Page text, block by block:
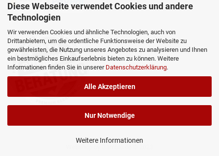
Diese Webseite verwendet Cookies und andere
Technologien
Wir verwenden Cookies und ähnliche Technologien, auch von
Drittanbietern, um die ordentliche Funktionsweise der Website zu
gewährleisten, die Nutzung unseres Angebotes zu analysieren und Ihnen
ein bestmögliches Einkaufserlebnis bieten zu können. Weitere
Informationen finden Sie in unserer Datenschutzerklärung.
Alle Akzeptieren
Nur Notwendige
Weitere Informationen